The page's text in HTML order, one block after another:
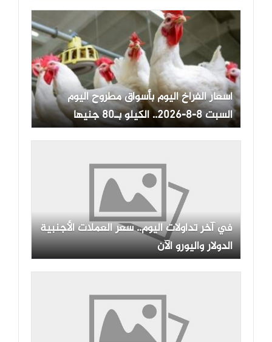
أسعار الفراخ اليوم بأسواق مطروح اليوم
السبت 8-8-2026.. الكيلو بـ80 جنيها
في آخر تداولات اليوم.. سعر العملات الأجنبية
الدولار واليورو الآن